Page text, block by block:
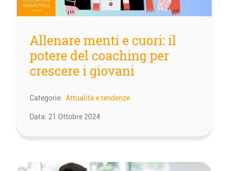
Allenare menti e cuori: il
potere del coaching per
crescere i giovani
Categorie: Attualità e tendenze
Data: 21 Ottobre 2024